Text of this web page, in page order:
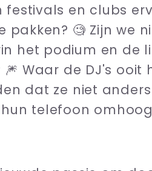
en clubs
🧐 Zijn we
het podium en de
Waar de DJ's ooit
dat ze niet
telefoon